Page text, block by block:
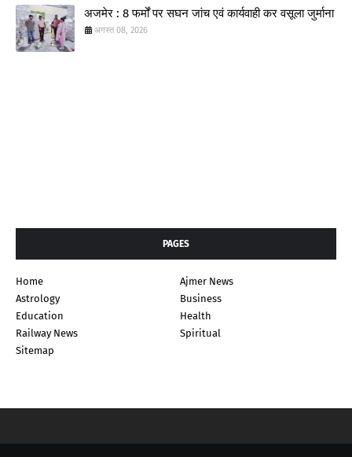
अजमेर : 8 फर्मों पर सघन जांच एवं कार्यवाही कर वसूला जुर्माना
अगस्त 08, 2026
PAGES
Home
Ajmer News
Astrology
Business
Education
Health
Railway News
Spiritual
Sitemap